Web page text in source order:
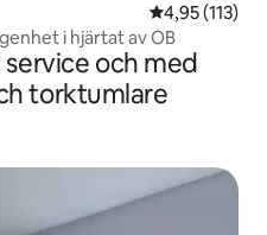
4,95 av 5 i
4,95 (113)
i hjärtat av OB
och med
torktumlare